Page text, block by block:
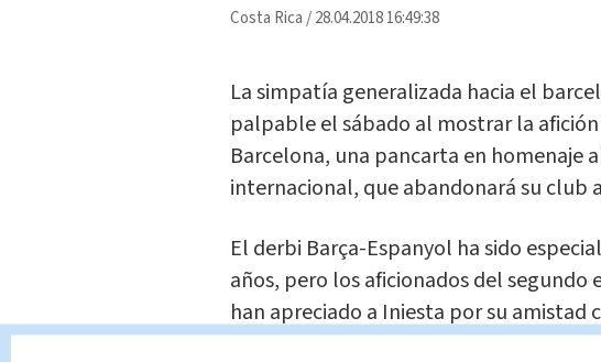
Costa Rica/28.04.2018 16:49:38
La simpatía generalizada hacia el
palpable el sábado al mostrar la
Barcelona, una pancarta en homenaje
internacional, que abandonará su club
El derbi Barça-Espanyol ha sido
años, pero los aficionados del segundo
han apreciado a Iniesta por su amistad
Dani Jarque, que murió de un ataque